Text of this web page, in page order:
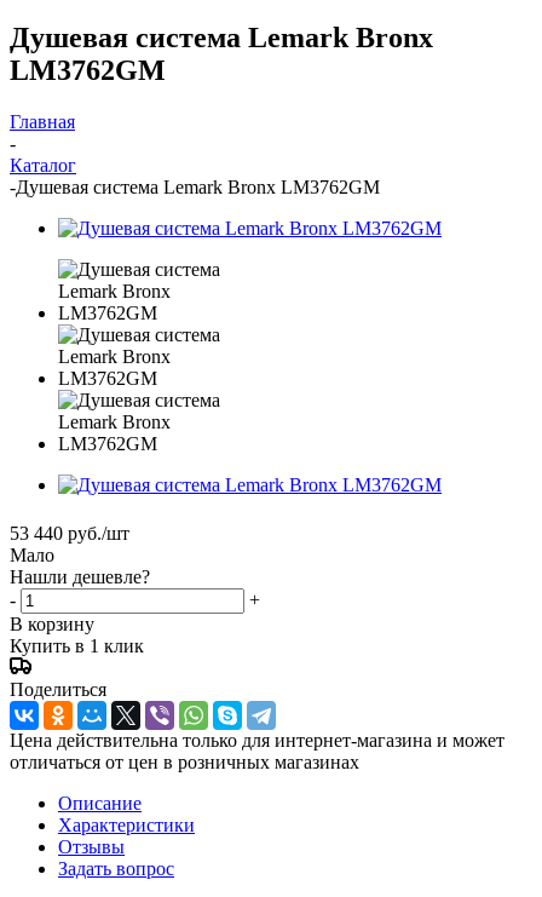
Душевая система Lemark Bronx
LM3762GM
Главная
-
Каталог
-Душевая система Lemark Bronx LM3762GM
53 440 руб./шт
Мало
Нашли дешевле?
-
+
В корзину
Купить в 1 клик
Поделиться
Цена действительна только для интернет-магазина и может
отличаться от цен в розничных магазинах
Описание
Характеристики
Отзывы
Задать вопрос